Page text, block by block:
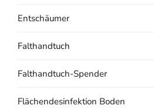
Entschäumer
Falthandtuch
Falthandtuch-Spender
Flächendesinfektion Boden